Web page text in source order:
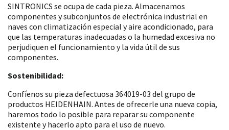
SINTRONICS se ocupa de cada pieza. Almacenamos
componentes y subconjuntos de electrónica industrial en
naves con climatización especial y aire acondicionado, para
que las temperaturas inadecuadas o la humedad excesiva no
perjudiquen el funcionamiento y la vida útil de sus
componentes.
Sostenibilidad:
Confíenos su pieza defectuosa 364019-03 del grupo de
productos HEIDENHAIN. Antes de ofrecerle una nueva copia,
haremos todo lo posible para reparar su componente
existente y hacerlo apto para el uso de nuevo.